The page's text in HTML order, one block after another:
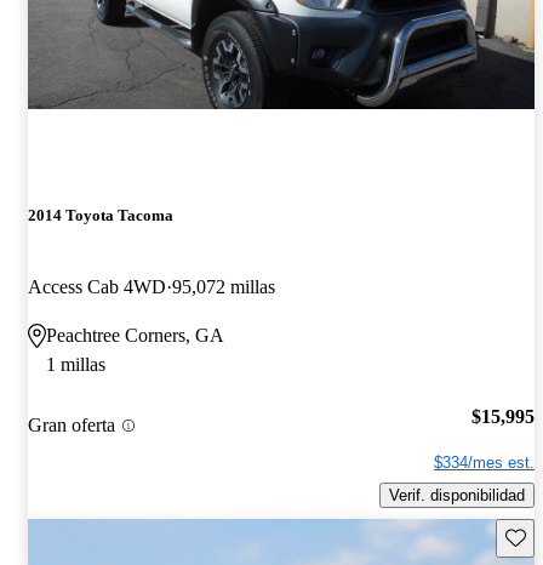
2014 Toyota Tacoma
Access Cab 4WD 95,072 millas
Peachtree Corners, GA
1 millas
Gran oferta $15,995
$334/mes est.
Verif. disponibilidad